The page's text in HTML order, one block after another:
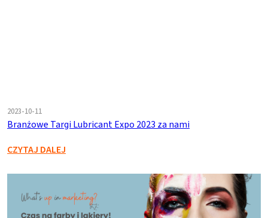
2023-10-11
Branżowe Targi Lubricant Expo 2023 za nami
CZYTAJ DALEJ